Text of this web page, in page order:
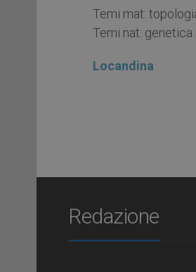
Temi mat:
Temi nat: genetica
Locandina
Redazione